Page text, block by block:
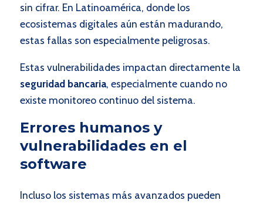
sin cifrar. En Latinoamérica, donde los
ecosistemas digitales aún están madurando,
estas fallas son especialmente peligrosas.
Estas vulnerabilidades impactan directamente la
seguridad bancaria, especialmente cuando no
existe monitoreo continuo del sistema.
Errores humanos y
vulnerabilidades en el
software
Incluso los sistemas más avanzados pueden